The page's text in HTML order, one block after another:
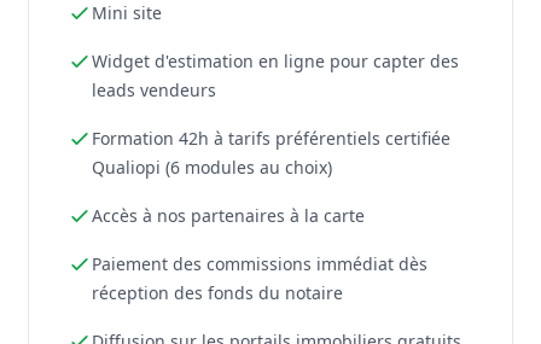
Mini site
Widget d'estimation en ligne pour capter des
leads vendeurs
Formation 42h à tarifs préférentiels certifiée
Qualiopi (6 modules au choix)
Accès à nos partenaires à la carte
Paiement des commissions immédiat dès
réception des fonds du notaire